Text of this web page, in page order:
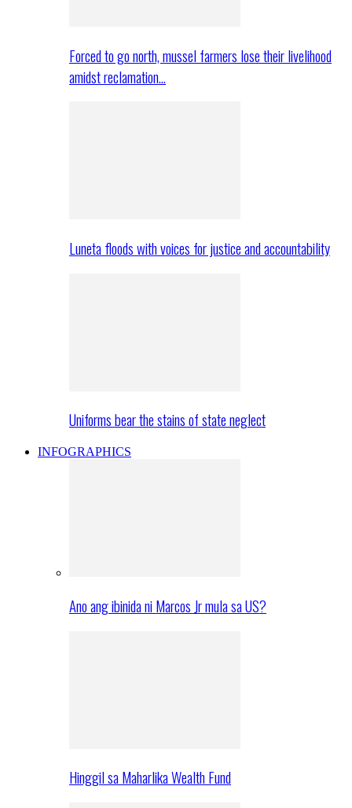
Forced to go north, mussel farmers lose their livelihood
amidst reclamation…
Luneta floods with voices for justice and accountability
Uniforms bear the stains of state neglect
INFOGRAPHICS
Ano ang ibinida ni Marcos Jr mula sa US?
Hinggil sa Maharlika Wealth Fund